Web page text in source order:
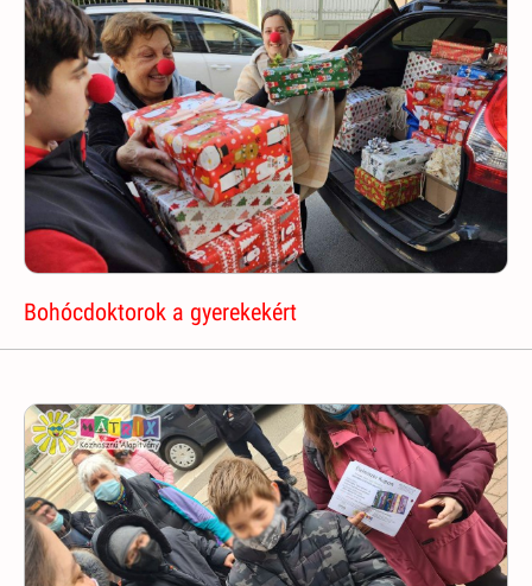
Bohócdoktorok a gyerekekért